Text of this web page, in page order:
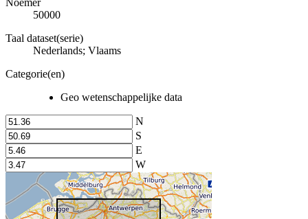
50000
Taal dataset(serie)
Nederlands; Vlaams
Categorie(en)
Geo wetenschappelijke data
N
S
E
W